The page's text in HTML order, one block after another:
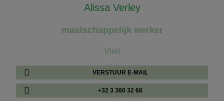
Alissa Verley
maatschappelijk werker
Vliet
VERSTUUR E-MAIL
+32 3 380 32 66